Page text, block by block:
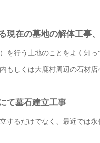
現在の墓地の解体工事
を行う土地のことをよく知っ
もしくは大鹿村周辺の石材
て墓石建立工事
するだけでなく、最近では